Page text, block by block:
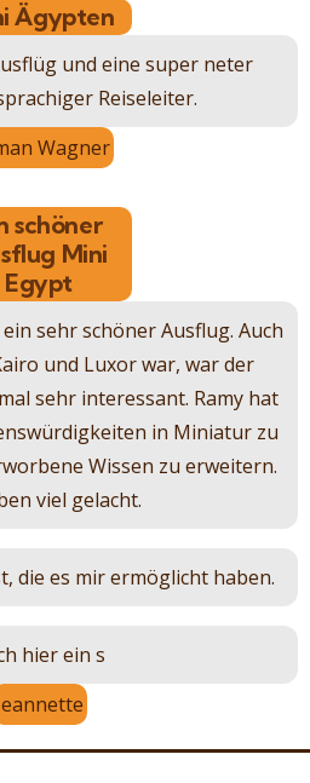
Ägypten
und eine super neter
Reiseleiter.
Wagner
schöner
Mini
Egypt
sehr schöner Ausflug. Auch
und Luxor war, war der
sehr interessant. Ramy hat
in Miniatur zu
Wissen zu erweitern.
viel gelacht.
die es mir ermöglicht haben.
hier ein s